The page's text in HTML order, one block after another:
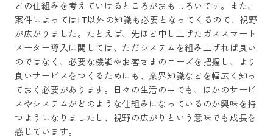
どの仕組みを考えていけるところがおもしろいです。また、
案件によってはIT以外の知識も必要となってくるので、視野
が広がりました。たとえば、先ほど申し上げたガススマート
メーター導入に関しては、ただシステムを組み上げれば良い
のではなく、必要な機能やお客さまのニーズを把握し、より
良いサービスをつくるためにも、業界知識などを幅広く知っ
ておく必要があります。日々の生活の中でも、ほかのサービ
スやシステムがどのような仕組みになっているのか興味を持
つようになりましたし、視野の広がりという意味でも成長を
感じています。